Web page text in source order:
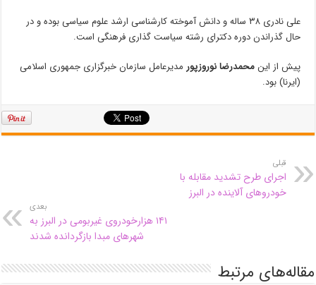
علی نادری ۳۸ ساله و دانش آموخته کارشناسی ارشد علوم سیاسی بوده و در
حال گذراندن دوره دکترای رشته سیاست گذاری فرهنگی است.
پیش از اینمحمدرضا نوروزپور مدیرعامل سازمان خبرگزاری جمهوری اسلامی
(ایرنا) بود.
قبلی
اجرای طرح تشدید مقابله با
خودروهای آلاینده در البرز
بعدی
۱۴۱ هزارخودروی غیربومی در البرز به
شهرهای مبدا بازگردانده شدند
مقاله‌های مرتبط